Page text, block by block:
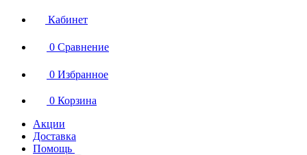
Кабинет
0 Сравнение
0 Избранное
0 Корзина
Акции
Доставка
Помощь